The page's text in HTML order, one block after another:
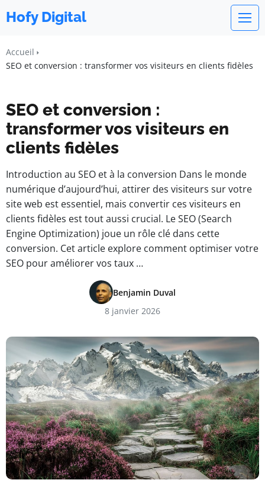
Hofy Digital
Accueil
SEO et conversion : transformer vos visiteurs en clients fidèles
SEO et conversion :
transformer vos visiteurs en
clients fidèles
Introduction au SEO et à la conversion Dans le monde
numérique d’aujourd’hui, attirer des visiteurs sur votre
site web est essentiel, mais convertir ces visiteurs en
clients fidèles est tout aussi crucial. Le SEO (Search
Engine Optimization) joue un rôle clé dans cette
conversion. Cet article explore comment optimiser votre
SEO pour améliorer vos taux …
Benjamin Duval
8 janvier 2026